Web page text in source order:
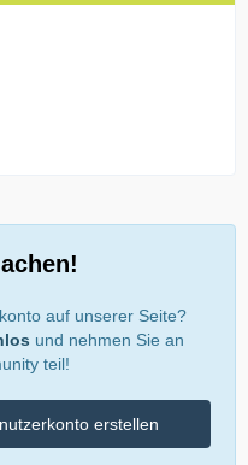
auf unserer Seite?
und nehmen Sie an
teil!
erstellen